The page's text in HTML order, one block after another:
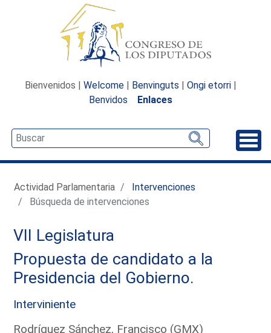
Bienvenidos | Welcome | Benvinguts | Ongi etorri |
Benvidos
Enlaces
Actividad Parlamentaria
Intervenciones
Búsqueda de intervenciones
VII Legislatura
Propuesta de candidato a la
Presidencia del Gobierno.
Interviniente
Rodríguez Sánchez, Francisco (GMX)